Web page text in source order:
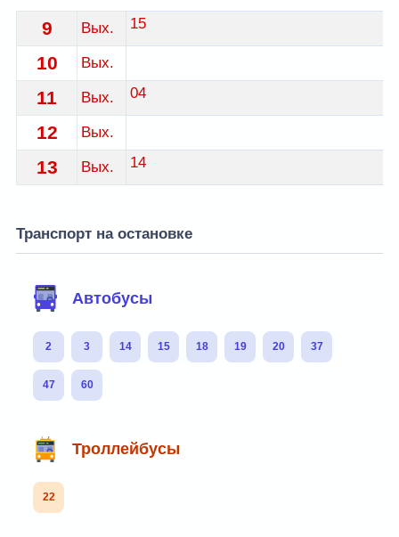
Расписание 19 автобуса Гродно - остановка ул.
9 Вых. 15
10 Вых.
11 Вых. 04
12 Вых.
13 Вых. 14
Транспорт на остановке
Автобусы
2 3 14 15 18 19 20 37
47 60
Троллейбусы
22